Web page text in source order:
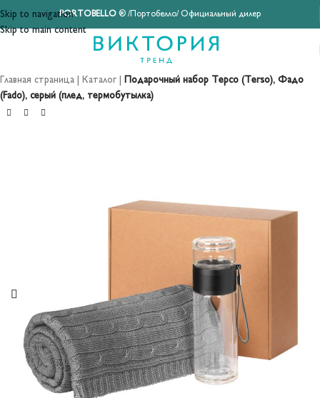
Skip to navigation
Skip to main content
PORTOBELLO® /Портобелло/ Официальный дилер
Главная страница Каталог
Подарочный набор Терсо (Terso), Фадо
(Fado), серый (плед, термобутылка)